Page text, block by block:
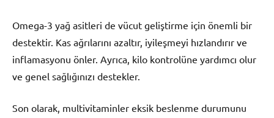
Omega-3 yağ asitleri de vücut geliştirme için önemli bir
destektir. Kas ağrılarını azaltır, iyileşmeyi hızlandırır ve
inflamasyonu önler. Ayrıca, kilo kontrolüne yardımcı olur
ve genel sağlığınızı destekler.
Son olarak, multivitaminler eksik beslenme durumunu